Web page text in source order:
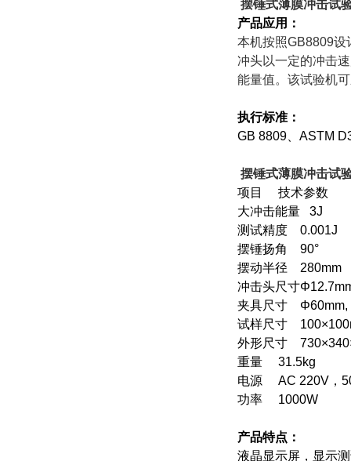
摆锤式薄膜冲击试
产品应用：
本机按照GB8809设
冲头以一定的冲击
能量值。该试验机
执行标准：
GB 8809 、ASTM
摆锤式薄膜冲击试
项目 技术参数
大冲击能量 3J
测试精度 0.001J
摆锤扬角 90°
摆动半径
冲击头尺寸
夹具尺寸
试样尺寸
外形尺寸
重量 31.5kg
电源 AC 220V，
功率 1000W
产品特点：
液晶显示屏，显示